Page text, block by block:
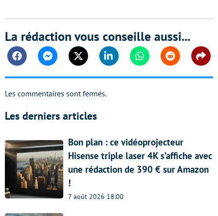
La rédaction vous conseille aussi...
FacebookMessengerTwitter Linkedin WhatsappReddit
Les commentaires sont fermés.
Les derniers articles
Bon plan : ce vidéoprojecteur
Hisense triple laser 4K s’affiche avec
une rédaction de 390 € sur Amazon
!
7 août 2026 18:00